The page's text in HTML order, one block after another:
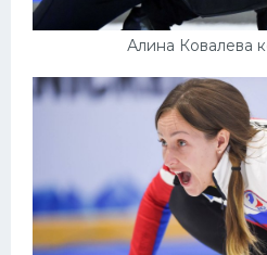
Алина Ковалева